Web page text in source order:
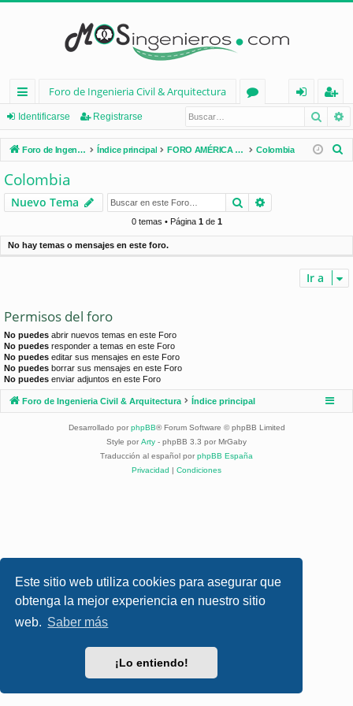
Este sitio web utiliza cookies para asegurar que
obtenga la mejor experiencia en nuestro sitio
web. Saber más
¡Lo entiendo!
nl
ac
es
rá
pi
d
Foro de Ingenieria Civil & Arquitectura
os
nt
ifi
e
eg
ist
ra
Identificarse Registrarse
Foro de Ingenieria Civil & Arquitectura Índice principal FORO AMÉRICA LATINA Colombia
r
Colombia
Nuevo Tema Buscar
0 temas • Página 1de 1
No hay temas o mensajes en este foro.
Ir a
Permisos del foro
No puedes abrir nuevos temas en este Foro
No puedes responder a temas en este Foro
No puedes editar sus mensajes en este Foro
No puedes borrar sus mensajes en este Foro
No puedes enviar adjuntos en este Foro
Foro de Ingenieria Civil & Arquitectura Índice principal
Desarrollado por phpBB® Forum Software © phpBB Limited
Style por Arty - phpBB 3.3 por MrGaby
Traducción al español por phpBB España
Privacidad | Condiciones